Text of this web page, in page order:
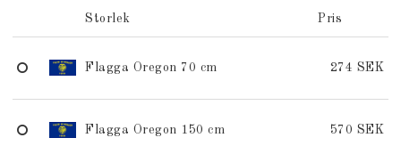
Storlek Pris
Flagga Oregon 70 cm 274 SEK
Flagga Oregon 150 cm 570 SEK